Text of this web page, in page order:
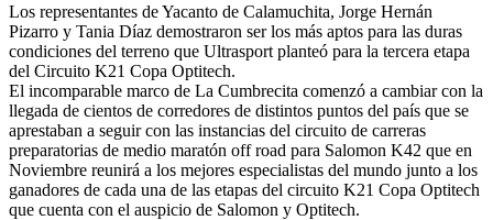
Los representantes de Yacanto de Calamuchita, Jorge Hernán
Pizarro y Tania Díaz demostraron ser los más aptos para las duras
condiciones del terreno que Ultrasport planteó para la tercera etapa
del Circuito K21 Copa Optitech.
El incomparable marco de La Cumbrecita comenzó a cambiar con la
llegada de cientos de corredores de distintos puntos del país que se
aprestaban a seguir con las instancias del circuito de carreras
preparatorias de medio maratón off road para Salomon K42 que en
Noviembre reunirá a los mejores especialistas del mundo junto a los
ganadores de cada una de las etapas del circuito K21 Copa Optitech
que cuenta con el auspicio de Salomon y Optitech.